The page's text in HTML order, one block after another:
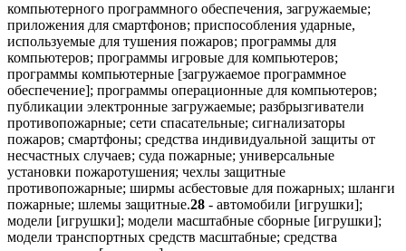
компьютерного программного обеспечения, загружаемые;
приложения для смартфонов; приспособления ударные,
используемые для тушения пожаров; программы для
компьютеров; программы игровые для компьютеров;
программы компьютерные [загружаемое программное
обеспечение]; программы операционные для компьютеров;
публикации электронные загружаемые; разбрызгиватели
противопожарные; сети спасательные; сигнализаторы
пожаров; смартфоны; средства индивидуальной защиты от
несчастных случаев; суда пожарные; универсальные
установки пожаротушения; чехлы защитные
противопожарные; ширмы асбестовые для пожарных; шланги
пожарные; шлемы защитные.28 - автомобили [игрушки];
модели [игрушки]; модели масштабные сборные [игрушки];
модели транспортных средств масштабные; средства